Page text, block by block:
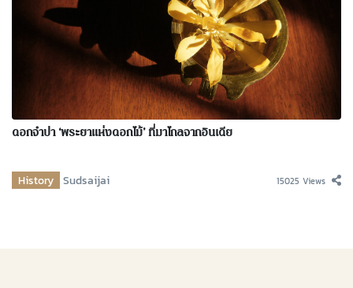
ดอกจำปา ‘พระยาแห่งดอกไม้’ ที่มาไกลจากอินเดีย
History Sudsaijai 15025 Views